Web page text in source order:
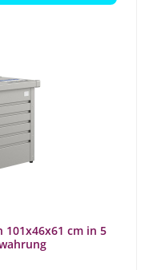
cm in 5